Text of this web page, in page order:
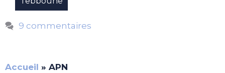
9 commentaires
Accueil » APN